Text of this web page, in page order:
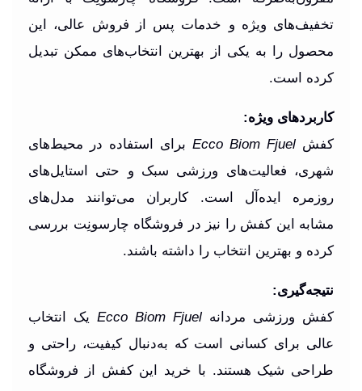
تخفیف‌های ویژه و خدمات پس از فروش عالی، این
محصول را به یکی از بهترین انتخاب‌های ممکن تبدیل
کرده است.
کاربردهای ویژه:
کفش Ecco Biom Fjuel برای استفاده در محیط‌های
شهری، فعالیت‌های ورزشی سبک و حتی استایل‌های
روزمره ایده‌آل است. کاربران می‌توانند مدل‌های
مشابه این کفش را نیز در فروشگاه چارسونِت بررسی
کرده و بهترین انتخاب را داشته باشند.
نتیجه‌گیری:
کفش ورزشی مردانه Ecco Biom Fjuel یک انتخاب
عالی برای کسانی است که به‌دنبال کیفیت، راحتی و
طراحی شیک هستند. با خرید این کفش از فروشگاه